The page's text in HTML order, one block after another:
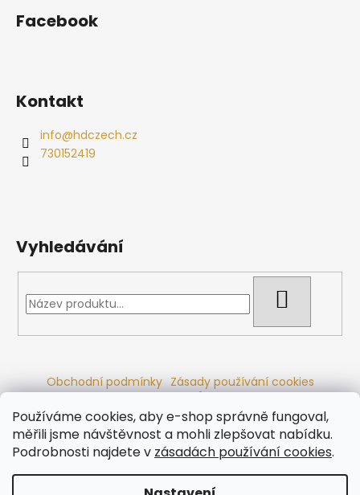
Používáme cookies, aby e-shop správně fungoval,
měřili jsme návštěvnost a mohli zlepšovat nabídku.
Podrobnosti najdete v zásadách používání cookies.
Facebook
Kontakt
info@hdczech.cz
730152419
Vyhledávání
Obchodní podmínky Zásady používání cookies
Ochrana osobních údajů Dřevěné sauny
Odstoupení od smlouvy Reklamační řád Kontakty
Koupací sudy
Radiátory